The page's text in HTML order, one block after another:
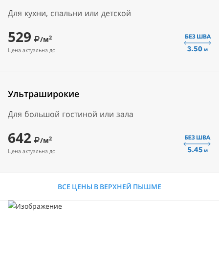
Для кухни, спальни или детской
529 /м2
Цена актуальна до
Ультраширокие
Для большой гостиной или зала
642 /м2
Цена актуальна до
ВСЕ ЦЕНЫ В ВЕРХНЕЙ ПЫШМЕ